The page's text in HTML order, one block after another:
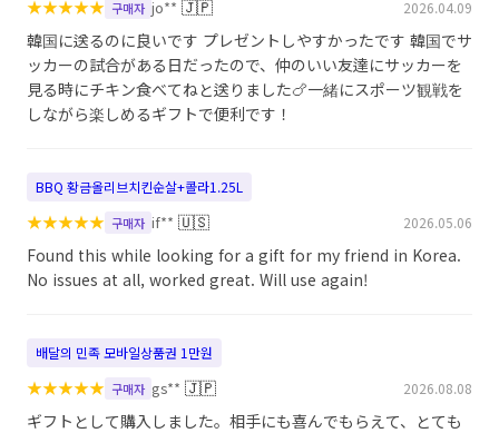
★★★★★ 구매자 jo** 🇯🇵 2026.04.09
韓国に送るのに良いです プレゼントしやすかったです 韓国でサ
ッカーの試合がある日だったので、仲のいい友達にサッカーを
見る時にチキン食べてねと送りました🍗一緒にスポーツ観戦を
しながら楽しめるギフトで便利です！
BBQ 황금올리브치킨순살+콜라1.25L
★★★★★ 구매자 if** 🇺🇸 2026.05.06
Found this while looking for a gift for my friend in Korea.
No issues at all, worked great. Will use again!
배달의 민족 모바일상품권 1만원
★★★★★ 구매자 gs** 🇯🇵 2026.08.08
ギフトとして購入しました。相手にも喜んでもらえて、とても